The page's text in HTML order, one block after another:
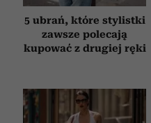
5 ubrań, które stylistki
zawsze polecają
kupować z drugiej ręki